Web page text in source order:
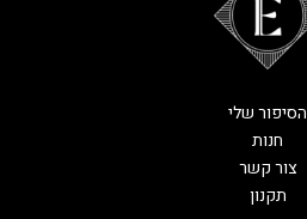
הסיפור שלי
חנות
צור קשר
תקנון